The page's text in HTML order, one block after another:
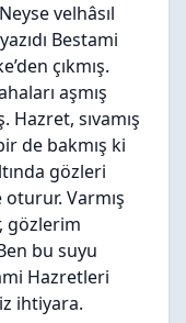
velhâsıl
Bestami
çıkmış.
aşmış
sıvamış
de bakmış ki
gözleri
Varmış
gözlerim
bu suyu
Hazretleri
ihtiyara.